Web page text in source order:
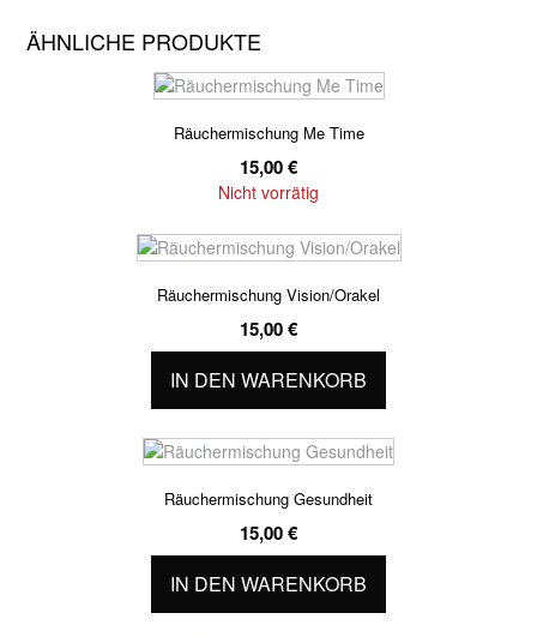
ÄHNLICHE PRODUKTE
Räuchermischung Me Time
15,00€
Nicht vorrätig
Räuchermischung Vision/Orakel
15,00€
IN DEN WARENKORB
Räuchermischung Gesundheit
15,00€
IN DEN WARENKORB